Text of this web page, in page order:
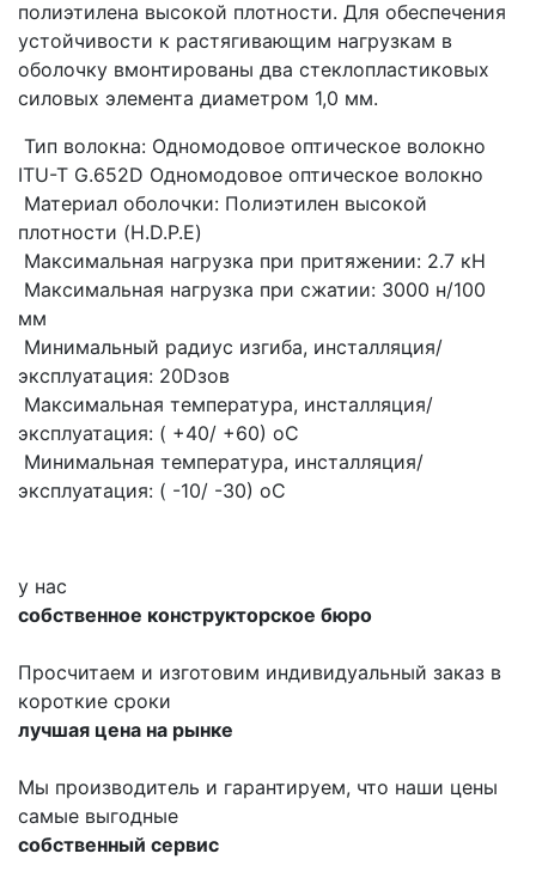
полиэтилена высокой плотности. Для обеспечения
устойчивости к растягивающим нагрузкам в
оболочку вмонтированы два стеклопластиковых
силовых элемента диаметром 1,0 мм.
Тип волокна: Одномодовое оптическое волокно
ITU-T G.652D Одномодовое оптическое волокно
Материал оболочки: Полиэтилен высокой
плотности (H.D.P.E)
Максимальная нагрузка при притяжении: 2.7 кН
Максимальная нагрузка при сжатии: 3000 н/100
мм
Минимальный радиус изгиба, инсталляция/
эксплуатация: 20Dзов
Максимальная температура, инсталляция/
эксплуатация: ( +40/ +60) оС
Минимальная температура, инсталляция/
эксплуатация: ( -10/ -30) оС
у нас
собственное конструкторское бюро
Просчитаем и изготовим индивидуальный заказ в
короткие сроки
лучшая цена на рынке
Мы производитель и гарантируем, что наши цены
самые выгодные
собственный сервис